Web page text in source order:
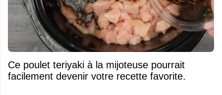
Ce poulet teriyaki à la mijoteuse pourrait
facilement devenir votre recette favorite.